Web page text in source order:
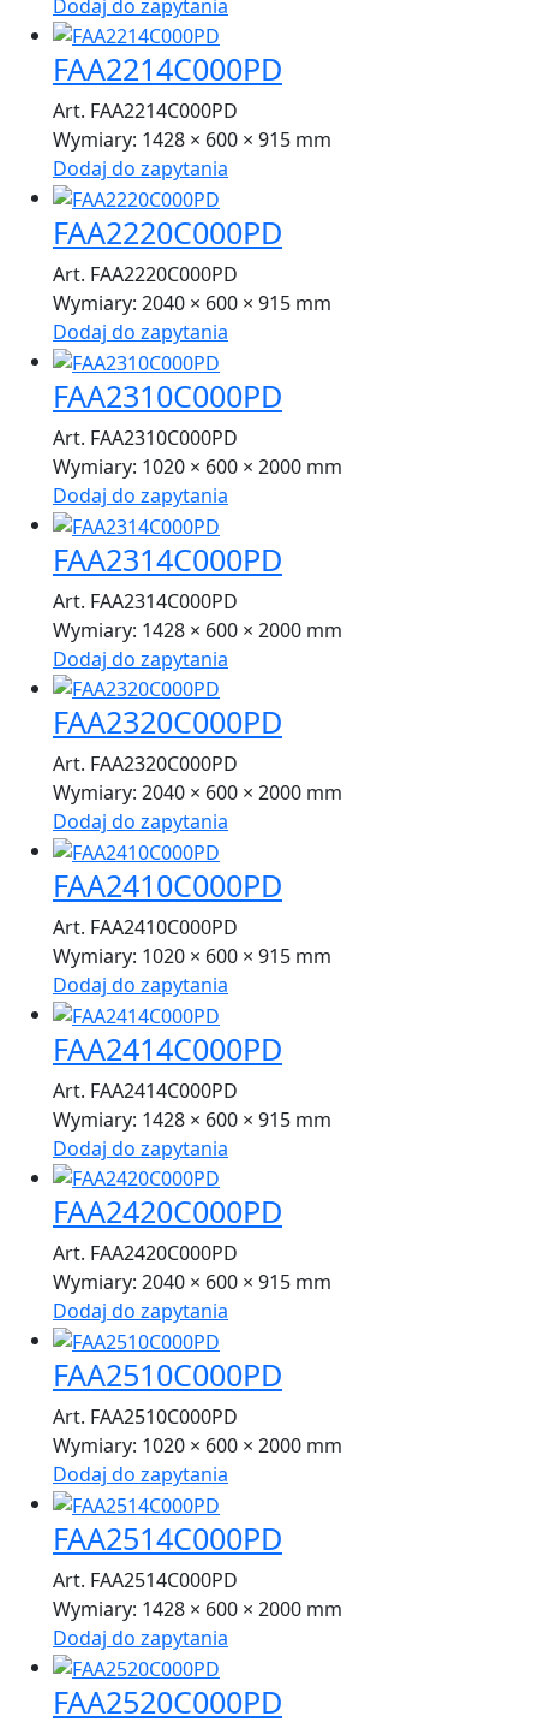
Dodaj do zapytania
FAA2214C000PD
Art. FAA2214C000PD
Wymiary: 1428 × 600 × 915 mm
Dodaj do zapytania
FAA2220C000PD
Art. FAA2220C000PD
Wymiary: 2040 × 600 × 915 mm
Dodaj do zapytania
FAA2310C000PD
Art. FAA2310C000PD
Wymiary: 1020 × 600 × 2000 mm
Dodaj do zapytania
FAA2314C000PD
Art. FAA2314C000PD
Wymiary: 1428 × 600 × 2000 mm
Dodaj do zapytania
FAA2320C000PD
Art. FAA2320C000PD
Wymiary: 2040 × 600 × 2000 mm
Dodaj do zapytania
FAA2410C000PD
Art. FAA2410C000PD
Wymiary: 1020 × 600 × 915 mm
Dodaj do zapytania
FAA2414C000PD
Art. FAA2414C000PD
Wymiary: 1428 × 600 × 915 mm
Dodaj do zapytania
FAA2420C000PD
Art. FAA2420C000PD
Wymiary: 2040 × 600 × 915 mm
Dodaj do zapytania
FAA2510C000PD
Art. FAA2510C000PD
Wymiary: 1020 × 600 × 2000 mm
Dodaj do zapytania
FAA2514C000PD
Art. FAA2514C000PD
Wymiary: 1428 × 600 × 2000 mm
Dodaj do zapytania
FAA2520C000PD